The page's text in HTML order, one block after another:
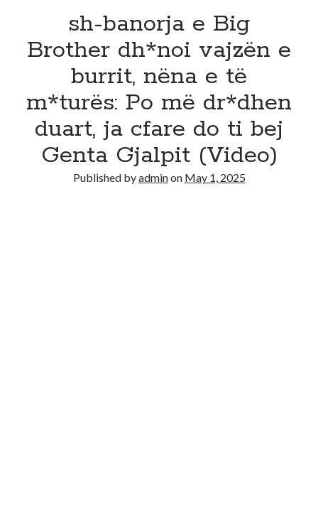
sh-banorja e Big
Brother dh*noi vajzën e
burrit, nëna e të
m*turës: Po më dr*dhen
duart, ja cfare do ti bej
Genta Gjalpit (Video)
Published byadminon May 1, 2025